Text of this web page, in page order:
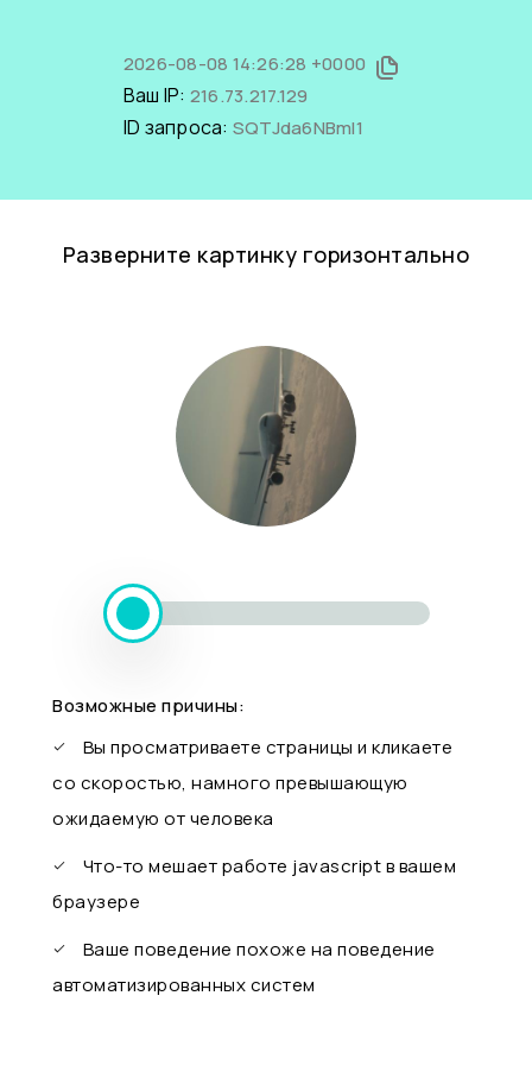
2026-08-08 14:26:28 +0000
Ваш IP: 216.73.217.129
ID запроса: SQTJda6NBmI1
Разверните картинку горизонтально
Возможные причины:
Вы просматриваете страницы и кликаете
со скоростью, намного превышающую
ожидаемую от человека
Что-то мешает работе javascript в вашем
браузере
Ваше поведение похоже на поведение
автоматизированных систем